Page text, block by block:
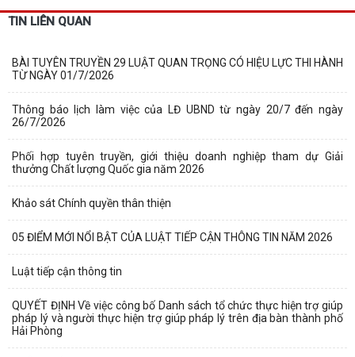
TIN LIÊN QUAN
BÀI TUYÊN TRUYỀN 29 LUẬT QUAN TRỌNG CÓ HIỆU LỰC THI HÀNH
TỪ NGÀY 01/7/2026
Thông báo lịch làm việc của LĐ UBND từ ngày 20/7 đến ngày
26/7/2026
Phối hợp tuyên truyền, giới thiệu doanh nghiệp tham dự Giải
thưởng Chất lượng Quốc gia năm 2026
Khảo sát Chính quyền thân thiện
05 ĐIỂM MỚI NỔI BẬT CỦA LUẬT TIẾP CẬN THÔNG TIN NĂM 2026
Luật tiếp cận thông tin
QUYẾT ĐỊNH Về việc công bố Danh sách tổ chức thực hiện trợ giúp
pháp lý và người thực hiện trợ giúp pháp lý trên địa bàn thành phố
Hải Phòng